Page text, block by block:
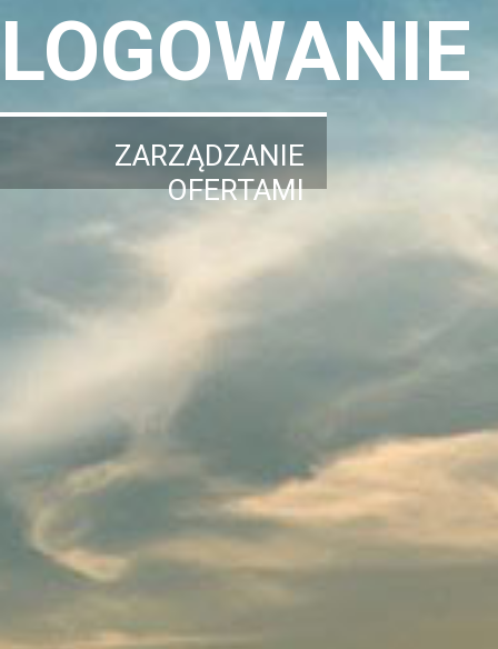
LOGOWANIE
ZARZĄDZANIE
OFERTAMI